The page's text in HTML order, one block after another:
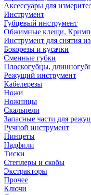
Аксессуары для
Инструмент
Губцевый инструмент
Обжимные клещи,
Инструмент для снятия
Бокорезы и кусачки
Сменные губки
Плоскогубцы,
Режущий инструмент
Кабелерезы
Ножи
Ножницы
Скальпели
Запасные части для
Ручной инструмент
Пинцеты
Надфили
Тиски
Степлеры и скобы
Экстракторы
Прочее
Ключи